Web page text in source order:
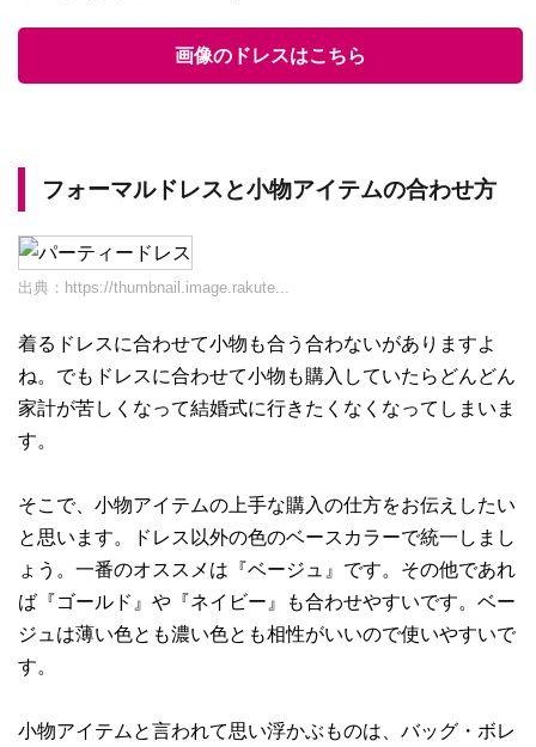
画像のドレスはこちら
フォーマルドレスと小物アイテムの合わせ方
出典： https://thumbnail.image.rakute...
着るドレスに合わせて小物も合う合わないがありますよ
ね。でもドレスに合わせて小物も購入していたらどんどん
家計が苦しくなって結婚式に行きたくなくなってしまいま
す。
そこで、小物アイテムの上手な購入の仕方をお伝えしたい
と思います。ドレス以外の色のベースカラーで統一しまし
ょう。一番のオススメは『ベージュ』です。その他であれ
ば『ゴールド』や『ネイビー』も合わせやすいです。ベー
ジュは薄い色とも濃い色とも相性がいいので使いやすいで
す。
小物アイテムと言われて思い浮かぶものは、バッグ・ボレ